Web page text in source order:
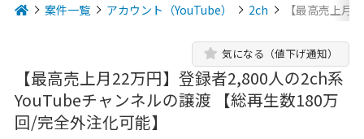
案件一覧 アカウント（YouTube） 2ch 【最高売上月
【最高売上月22万円】登録者2,800人の2ch系
YouTubeチャンネルの譲渡 【総再生数180万
回/完全外注化可能】
気になる（値下げ通知）